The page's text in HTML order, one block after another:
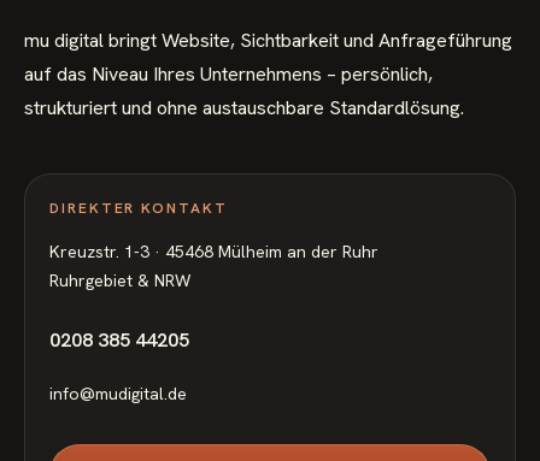
mu digital bringt Website, Sichtbarkeit und Anfrageführung
auf das Niveau Ihres Unternehmens – persönlich,
strukturiert und ohne austauschbare Standardlösung.
DIREKTER KONTAKT
Kreuzstr. 1-3 · 45468 Mülheim an der Ruhr
Ruhrgebiet & NRW
0208 385 44205
info@mudigital.de